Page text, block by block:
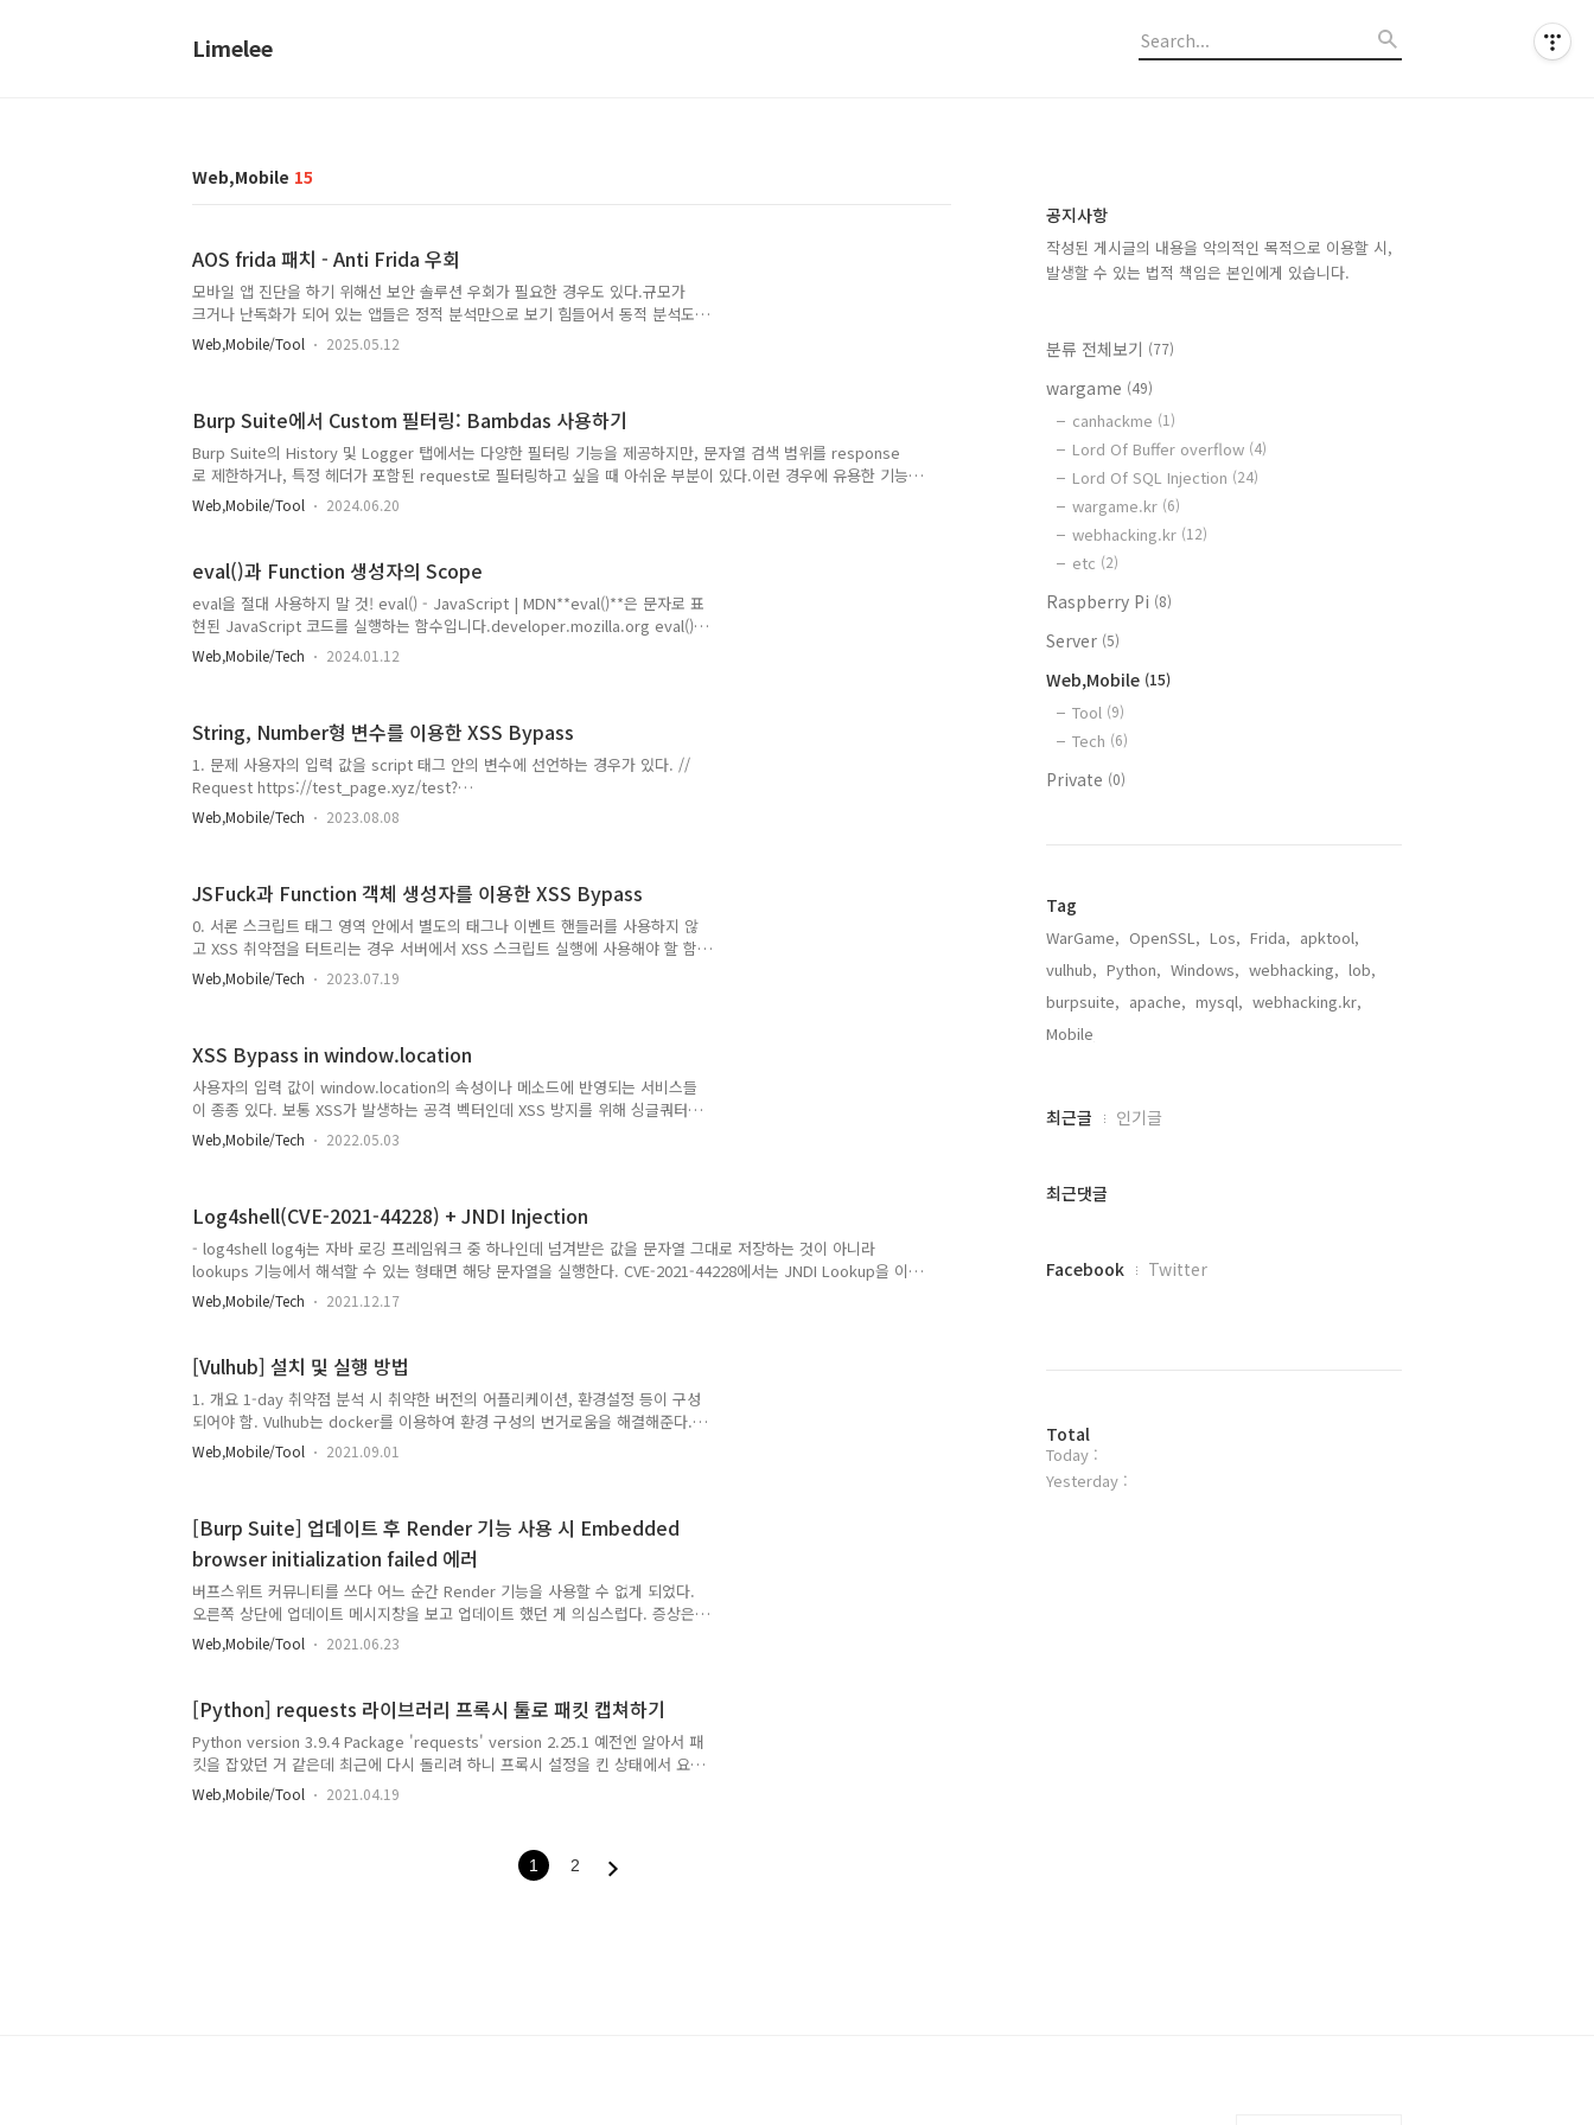
Limelee
Web,Mobile 15
AOS frida 패치 - Anti Frida 우회
모바일 앱 진단을 하기 위해선 보안 솔루션 우회가 필요한 경우도 있다.규모가
크거나 난독화가 되어 있는 앱들은 정적 분석만으로 보기 힘들어서 동적 분석도
겸한다. 이 때 자주 사용하는 게 fridafrida로 메모리 덤프도 뜨고 로직도 우회하
고 별 걸 다하니까 요즘에는 Anti Frida가 적용된 앱들이 많아졌다. 결국 이것도
하기도 하고 .so파일이 앱 실행할 때 생성되고 지워져 라이브러리 분석을 하기
어렵게 하기도 한다. frida 탐지의 기본적인 탐지 원리
https://hackcatml.tistory.com/96 Frida Detection Bypa..
Web,Mobile/Tool 2025.05.12
Burp Suite에서 Custom 필터링: Bambdas 사용하기
Burp Suite의 History 및 Logger 탭에서는 다양한 필터링 기능을 제공하지만, 문자열 검색 범위를 response
로 제한하거나, 특정 헤더가 포함된 request로 필터링하고 싶을 때 아쉬운 부분이 있다.이런 경우에 유용한 기능
이 Bambdas. Fiddler Classic의 커스텀 스크립트와 같이 정교한 필터링을 구현이 가능하다. Bambdas 예시
Proxy > HTTP history > Filter settings에서 Bambda mode 를 선택하면 커스텀 필터를 작성할 수 있
response에서만 특정 문자열을 검색하려면 다음과 같은 코드를 작성할 수 있다. if (re..
Web,Mobile/Tool 2024.06.20
eval()과 Function 생성자의 Scope
eval을 절대 사용하지 말 것! eval() - JavaScript | MDN**eval()**은 문자로 표
현된 JavaScript 코드를 실행하는 함수입니다.developer.mozilla.org eval()은
인자로 받은 코드를 caller의 권한으로 수행하는 위험한 함수입니다. Function으
로는 실현할 수 없는 공격이 가능합니다. 라고 작성되어있는데 정확히 이게 무슨
ScopeW3Schools offers free online tutorials, references and
exercises in all the major languages..
Web,Mobile/Tech 2024.01.12
String, Number형 변수를 이용한 XSS Bypass
1. 문제 사용자의 입력 값을 script 태그 안의 변수에 선언하는 경우가 있다. //
Request https://test_page.xyz/test?
code=CODE&mode=ACD&value=test&count=1&dept=0&name=%ED%85
%8C%EC%8A%A4%ED%8A%B8 // Response 필터링이 미흡할 경우 사용
차단되도록 했다. ' " ` %0d %0a ; %20 () [] {} . + - string href concat
document script alert confirm prompt console.log eval ..
Web,Mobile/Tech 2023.08.08
JSFuck과 Function 객체 생성자를 이용한 XSS Bypass
0. 서론 스크립트 태그 영역 안에서 별도의 태그나 이벤트 핸들러를 사용하지 않
고 XSS 취약점을 터트리는 경우 서버에서 XSS 스크립트 실행에 사용해야 할 함
수(여기서는 'alert' 를 예시로 든다.) 값 자체를 필터링하고 있다면 이를 우회하
기가 쉽지가 않다. 필터링되어 있지 않은 비슷한 함수 confirm, prompt 등으로
치환하는 서비스 자체의 시큐어코딩이 되어있을 경우 "alabcert"를 입력하여 우
회 등등 그러나 해당 스크립트를 문자열을 실행할 수 있다면 이런 제한에서 비교
적 자유로워 질 수 있다. 우회 예시 => 문자열 합치기..
Web,Mobile/Tech 2023.07.19
XSS Bypass in window.location
사용자의 입력 값이 window.location의 속성이나 메소드에 반영되는 서비스들
이 종종 있다. 보통 XSS가 발생하는 공격 벡터인데 XSS 방지를 위해 싱글쿼터
또는 더블쿼터를 escape 처리를 해두기도 한다. 이것은 간단한 페이로드로 우
회가 가능하다. 사용자의 입력 값이 javascript 단의 location.href 속성 값에
url=javascript:alert(1) 싱글쿼터 혹은 더블쿼터 escape 우회없이 스크립트 실
행이 가능하다. window.location.href 속성 외 일부 메소드에서도..
Web,Mobile/Tech 2022.05.03
Log4shell(CVE-2021-44228) + JNDI Injection
- log4shell log4j는 자바 로깅 프레임워크 중 하나인데 넘겨받은 값을 문자열 그대로 저장하는 것이 아니라
lookups 기능에서 해석할 수 있는 형태면 해당 문자열을 실행한다. CVE-2021-44228에서는 JNDI Lookup을 이
용해서 공격자의 서버에 있는 악성 페이로드를 요청한다. - JNDI Injection 피해자의 서버에 익스플로잇을 하기
위해 사용하는 JNDI Injection도 이해할 필요가 있다. 공격자의 LDAP(또는 rmi) 서버에서 JNDI Naming
성 클래스 파일을 인스턴스화한다. (log4shell exploit flow 참조) 위 JN..
Web,Mobile/Tech 2021.12.17
[Vulhub] 설치 및 실행 방법
1. 개요 1-day 취약점 분석 시 취약한 버전의 어플리케이션, 환경설정 등이 구성
되어야 함. Vulhub는 docker를 이용하여 환경 구성의 번거로움을 해결해준다.
해당 문서는 Vulhub 를 이용해 취약점 환경 테스트를 구성하는 방법을 기술한
다. 단, Vulhub는 모든 CVE를 지원하지는 않음. 2. Vulhub 설치 1) 가상머신 설
관리자 권한 상승 limelee@ubuntu:~$ sudo su [sudo] password for
limelee: root@ubuntu:/..
Web,Mobile/Tool 2021.09.01
[Burp Suite] 업데이트 후 Render 기능 사용 시 Embedded
browser initialization failed 에러
버프스위트 커뮤니티를 쓰다 어느 순간 Render 기능을 사용할 수 없게 되었다.
오른쪽 상단에 업데이트 메시지창을 보고 업데이트 했던 게 의심스럽다. 증상은
Embedded browser initialization failed 라는 에러 메시지가 출력된다. 자세
한 에러 메시지가 필요할 듯 하다. Help > Embedded Browser Health
해당 디렉터리로 이동하려고 했더니 이동이 안된다. 뭔가 싶어 디렉터리를 하나
하나 따라가니 manifest.properties 파일이 있는 디렉터리 명이 변경되었다.
90.0.4430.212을 91.0.4472.101로 변경해준 뒤 버프스위트를 재실행했다. 디렉
터..
Web,Mobile/Tool 2021.06.23
[Python] requests 라이브러리 프록시 툴로 패킷 캡쳐하기
Python version 3.9.4 Package 'requests' version 2.25.1 예전엔 알아서 패
킷을 잡았던 거 같은데 최근에 다시 돌리려 하니 프록시 설정을 킨 상태에서 요
청하면 에러가 발생한다. 기존 GET 방식으로 요청 보내는 코드 import
requests URL = 'https://limelee.xyz' res = requests.get(URL) print(res)
requests proxies = {'http' : 'http://127.0.0.1:8080', 'https' :
'http://127.0.0.1:8080'} URL = 'https://limelee.xyz' res = reque..
Web,Mobile/Tool 2021.04.19
1 2
공지사항
작성된 게시글의 내용을 악의적인 목적으로 이용할 시,
발생할 수 있는 법적 책임은 본인에게 있습니다.
분류 전체보기 (77)
wargame (49)
canhackme (1)
Lord Of Buffer overflow (4)
Lord Of SQL Injection (24)
wargame.kr (6)
webhacking.kr (12)
etc (2)
Raspberry Pi (8)
Server (5)
Web,Mobile (15)
Tool (9)
Tech (6)
Private (0)
Tag
WarGame, OpenSSL, Los, Frida, apktool,
vulhub, Python, Windows, webhacking, lob,
burpsuite, apache, mysql, webhacking.kr,
Mobile,
최
과
글
최근글 인기글
최근댓글
페
플
러
그
Facebook Twitter
방
문
자
Total
Today :
Yesterday :